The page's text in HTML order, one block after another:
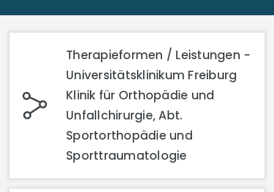
Therapieformen / Leistungen -
Universitätsklinikum Freiburg
Klinik für Orthopädie und
Unfallchirurgie, Abt.
Sportorthopädie und
Sporttraumatologie